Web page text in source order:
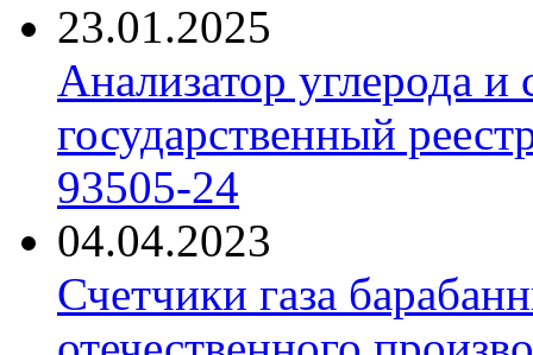
23.01.2025
Анализатор углерода
государственный
93505-24
04.04.2023
Счетчики газа